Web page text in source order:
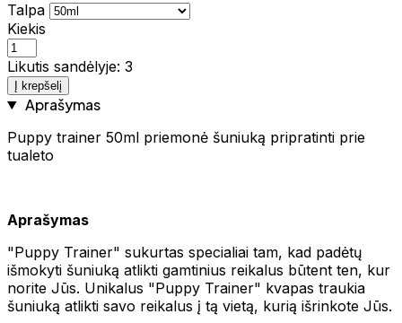
Talpa
Kiekis
Likutis sandėlyje: 3
Į krepšelį
Aprašymas
Puppy trainer 50ml priemonė šuniuką pripratinti prie
tualeto
Aprašymas
"Puppy Trainer" sukurtas specialiai tam, kad padėtų
išmokyti šuniuką atlikti gamtinius reikalus būtent ten, kur
norite Jūs. Unikalus "Puppy Trainer" kvapas traukia
šuniuką atlikti savo reikalus į tą vietą, kurią išrinkote Jūs.